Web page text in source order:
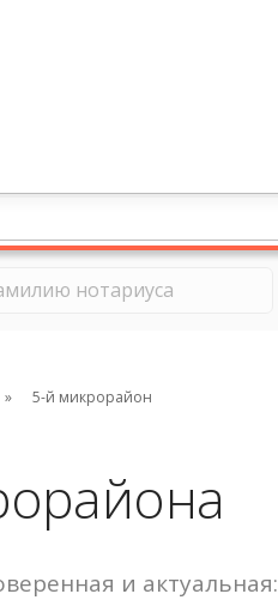
5-й микрорайон
и актуальная: